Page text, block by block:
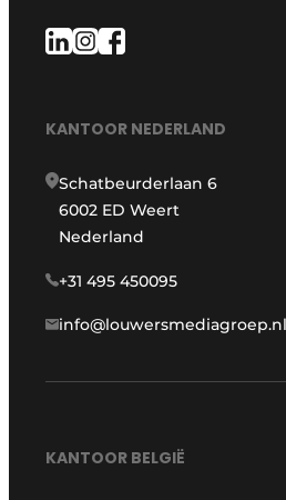
KANTOOR NEDERLAND
Schatbeurderlaan 6
6002 ED Weert
Nederland
+31 495 450095
info@louwersmediagroep.nl
KANTOOR BELGIË